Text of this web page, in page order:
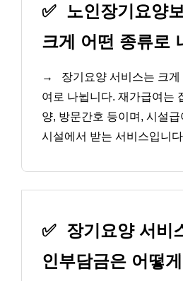
✅ 노인장기요양
크게 어떤 종류로
→
장기요양 서비스는 크
여로 나뉩니다. 재가급여는
양, 방문간호 등이며, 시설
시설에서 받는 서비스입니
✅ 장기요양 서비
인부담금은 어떻